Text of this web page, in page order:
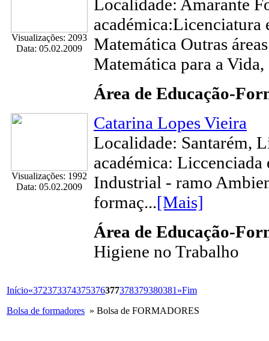
Visualizações: 2093
Data: 05.02.2009
Localidade: Amarante
académica:Licenciatura
Matemática Outras
Matemática para a Vida,
Área de Educação-
Visualizações: 1992
Data: 05.02.2009
Catarina Lopes Vieira
Localidade: Santarém,
académica:
Industrial - ramo
formaç...[Mais]
Área de Educação-
Higiene no Trabalho
Início«372373374375376377378379380381»Fim
Bolsa de formadores » Bolsa de FORMADORES